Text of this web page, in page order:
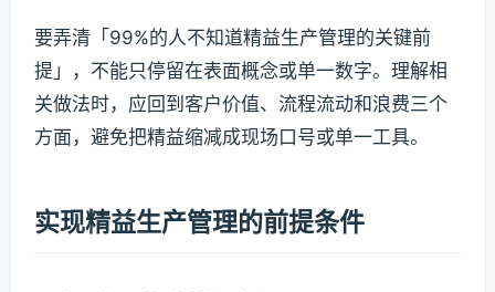
要弄清「99%的人不知道精益生产管理的关键前
提」，不能只停留在表面概念或单一数字。理解相
关做法时，应回到客户价值、流程流动和浪费三个
方面，避免把精益缩减成现场口号或单一工具。
实现精益生产管理的前提条件